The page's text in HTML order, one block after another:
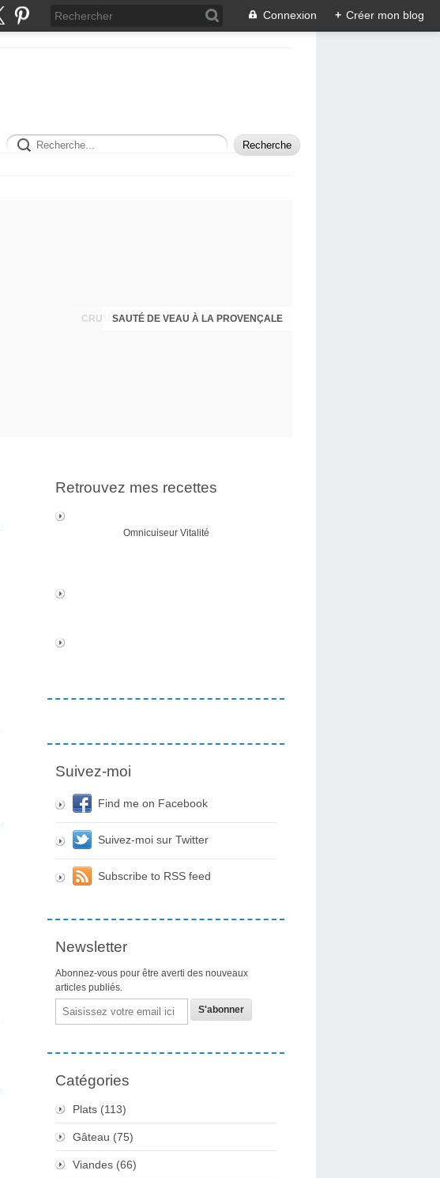
Connexion + Créer mon blog
SAUTÉ DE VEAU À LA PROVENÇALE
Retrouvez mes recettes
Omnicuiseur Vitalité
Suivez-moi
Find me on Facebook
Suivez-moi sur Twitter
Subscribe to RSS feed
Newsletter
Abonnez-vous pour être averti des nouveaux
articles publiés.
Email
Catégories
Plats (113)
Gâteau (75)
Viandes (66)